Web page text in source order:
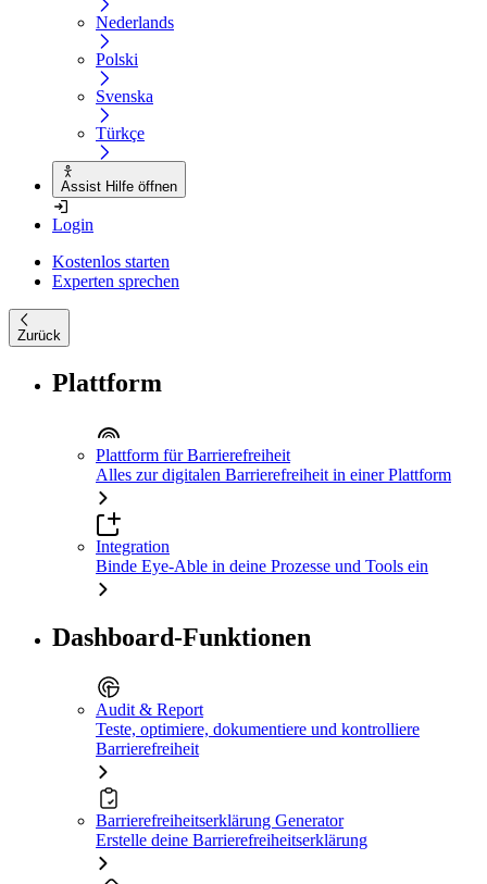
Nederlands
Polski
Svenska
Türkçe
Assist Hilfe öffnen
Login
Kostenlos starten
Experten sprechen
Zurück
Plattform
Plattform für Barrierefreiheit
Alles zur digitalen Barrierefreiheit in einer Plattform
Integration
Binde Eye-Able in deine Prozesse und Tools ein
Dashboard-Funktionen
Audit & Report
Teste, optimiere, dokumentiere und kontrolliere
Barrierefreiheit
Barrierefreiheitserklärung Generator
Erstelle deine Barrierefreiheitserklärung